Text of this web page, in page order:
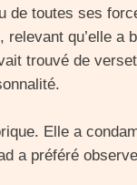
de toutes ses
qu’elle a
trouvé de
Elle a
a préféré